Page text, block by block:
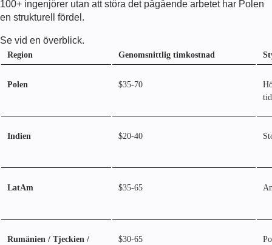
100+ ingenjörer utan att störa det pågående arbetet har Polen
en strukturell fördel.
Se vid en överblick.
Region Genomsnittlig timkostnad
Polen $35-70
Indien $20-40
LatAm $35-65
Rumänien / Tjeckien /
$30-65